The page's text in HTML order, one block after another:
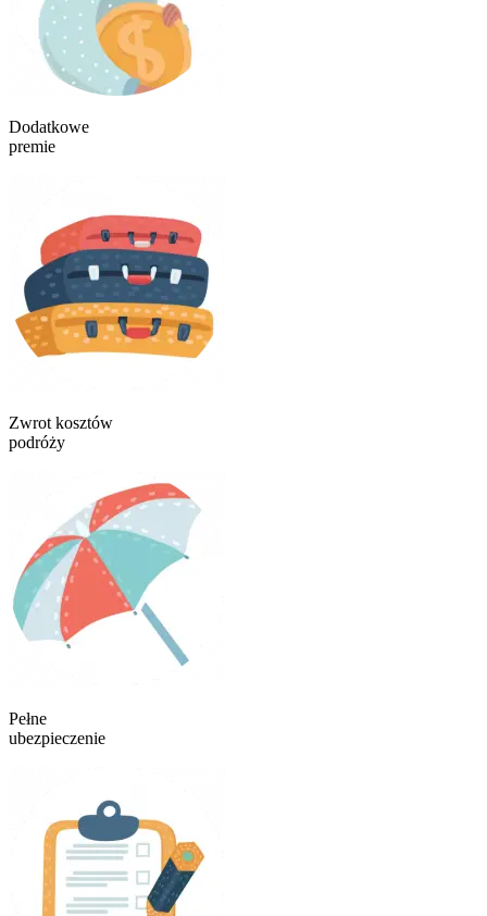
Dodatkowe
premie
Zwrot kosztów
podróży
Pełne
ubezpieczenie